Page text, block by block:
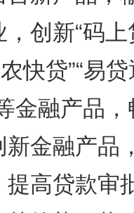
创新“码上
农快贷”“易
金融产品
新金融产品
提高贷款审